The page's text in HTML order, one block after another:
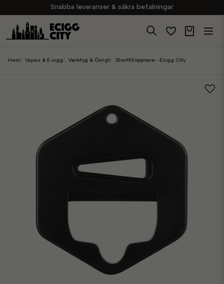
Snabba leveranser & säkra betalningar
Handla i vår butik på Sveavägen
Brett sortiment av produkter
Hem Vapes & E-cigg Verktyg & Övrigt Shortfillöppnare - Ecigg City